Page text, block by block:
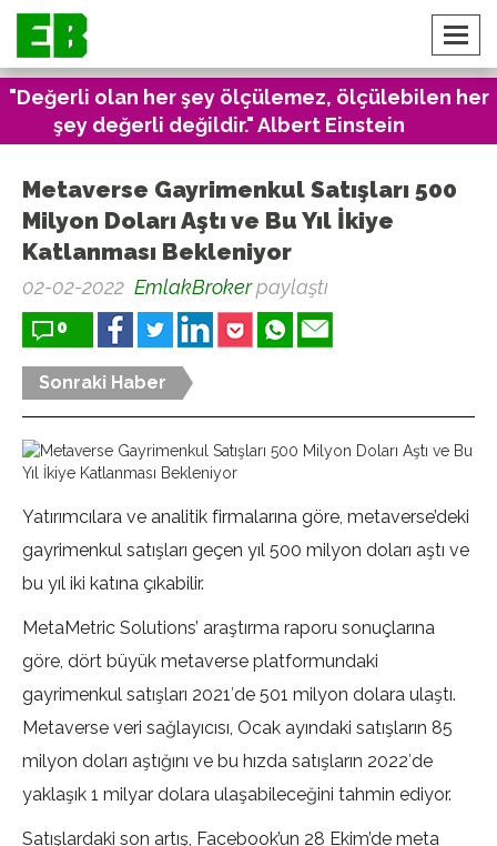
"Değerli olan her şey ölçülemez, ölçülebilen her
şey değerli değildir." Albert Einstein
Metaverse Gayrimenkul Satışları 500
Milyon Doları Aştı ve Bu Yıl İkiye
Katlanması Bekleniyor
02-02-2022 EmlakBrokerpaylaştı
0
Sonraki Haber
Yatırımcılara ve analitik firmalarına göre, metaverse’deki
gayrimenkul satışları geçen yıl 500 milyon doları aştı ve
bu yıl iki katına çıkabilir.
MetaMetric Solutions’ araştırma raporu sonuçlarına
göre, dört büyük metaverse platformundaki
gayrimenkul satışları 2021′de 501 milyon dolara ulaştı.
Metaverse veri sağlayıcısı, Ocak ayındaki satışların 85
milyon doları aştığını ve bu hızda satışların 2022′de
yaklaşık 1 milyar dolara ulaşabileceğini tahmin ediyor.
Satışlardaki son artış, Facebook’un 28 Ekim’de meta